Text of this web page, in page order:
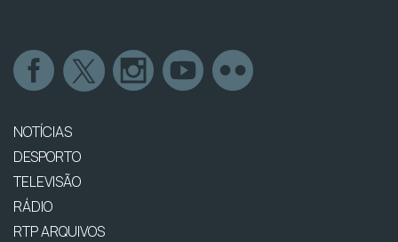
NOTÍCIAS
DESPORTO
TELEVISÃO
RÁDIO
RTP ARQUIVOS